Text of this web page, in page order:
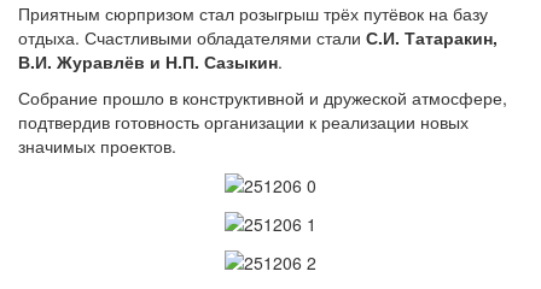
Приятным сюрпризом стал розыгрыш трёх путёвок на базу
отдыха. Счастливыми обладателями стали С.И. Татаракин,
В.И. Журавлёв и Н.П. Сазыкин.
Собрание прошло в конструктивной и дружеской атмосфере,
подтвердив готовность организации к реализации новых
значимых проектов.